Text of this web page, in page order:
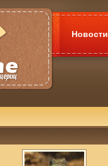
Новости